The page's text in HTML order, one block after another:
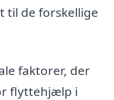
til de forskellige
faktorer, der
flyttehjælp i